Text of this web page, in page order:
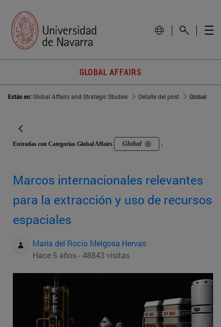
GLOBAL AFFAIRS
Estás en:Global Affairs and Strategic Studies Detalle del post Global
Entradas con Categorías Global Affairs Global .
Marcos internacionales relevantes
para la extracción y uso de recursos
espaciales
Maria del Rocio Melgosa Hervas
Hace 5 años - 48843 visitas